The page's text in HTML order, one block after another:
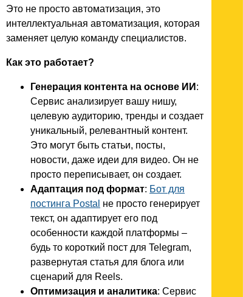
Это не просто автоматизация, это
интеллектуальная автоматизация, которая
заменяет целую команду специалистов.
Как это работает?
Генерация контента на основе ИИ :
Сервис анализирует вашу нишу,
целевую аудиторию, тренды и создает
уникальный, релевантный контент.
Это могут быть статьи, посты,
новости, даже идеи для видео. Он не
просто переписывает, он создает.
Адаптация под формат: Бот для
постинга Postal не просто генерирует
текст, он адаптирует его под
особенности каждой платформы –
будь то короткий пост для Telegram,
развернутая статья для блога или
сценарий для Reels.
Оптимизация и аналитика: Сервис